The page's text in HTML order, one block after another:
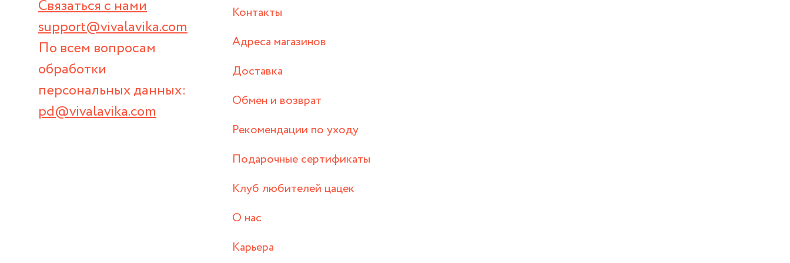
Связаться с нами
support@vivalavika.com
По всем вопросам
обработки
персональных данных:
pd@vivalavika.com
Контакты
Адреса магазинов
Доставка
Обмен и возврат
Рекомендации по уходу
Подарочные сертификаты
Клуб любителей цацек
О нас
Карьера